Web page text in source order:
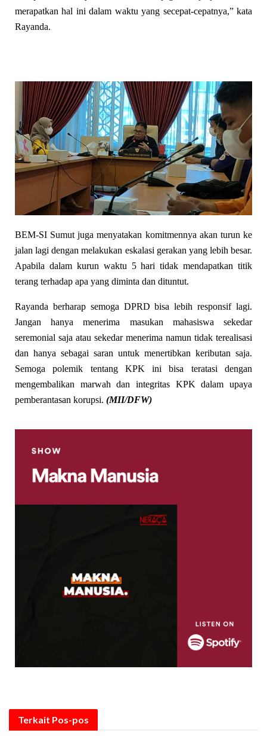
merapatkan hal ini dalam waktu yang secepat-cepatnya,” kata
Rayanda.
BEM-SI Sumut juga menyatakan komitmennya akan turun ke
jalan lagi dengan melakukan eskalasi gerakan yang lebih besar.
Apabila dalam kurun waktu 5 hari tidak mendapatkan titik
terang terhadap apa yang diminta dan dituntut.
Rayanda berharap semoga DPRD bisa lebih responsif lagi.
Jangan hanya menerima masukan mahasiswa sekedar
seremonial saja atau sekedar menerima namun tidak terealisasi
dan hanya sebagai saran untuk menertibkan keributan saja.
Semoga polemik tentang KPK ini bisa teratasi dengan
mengembalikan marwah dan integritas KPK dalam upaya
pemberantasan korupsi. (MII/DFW)
Terkait Pos-pos